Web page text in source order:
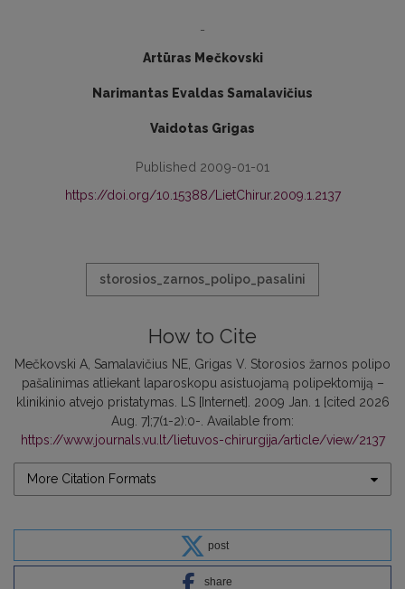
-
Artūras Mečkovski
Narimantas Evaldas Samalavičius
Vaidotas Grigas
Published 2009-01-01
https://doi.org/10.15388/LietChirur.2009.1.2137
storosios_zarnos_polipo_pasalini
How to Cite
Mečkovski A, Samalavičius NE, Grigas V. Storosios žarnos polipo
pašalinimas atliekant laparoskopu asistuojamą polipektomiją –
klinikinio atvejo pristatymas. LS [Internet]. 2009 Jan. 1 [cited 2026
Aug. 7];7(1-2):0-. Available from:
https://www.journals.vu.lt/lietuvos-chirurgija/article/view/2137
More Citation Formats
post
share